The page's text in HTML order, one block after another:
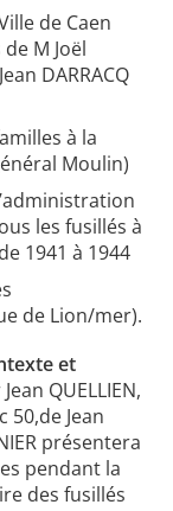
de Caen
M Joël
DARRACQ
à la
Moulin)
les fusillés à
1941 à 1944
de Lion/mer).
et
QUELLIEN,
50,de Jean
présentera
pendant la
des fusillés